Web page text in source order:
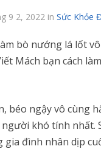
9 2, 2022 in Sức Khỏe
bò nướng lá lốt
Mách bạn cách
béo ngậy vô cùng
khó tính nhất.
gia đình nhân dịp